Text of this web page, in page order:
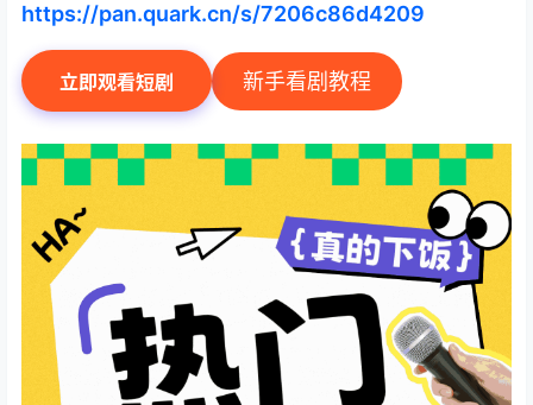
https://pan.quark.cn/s/7206c86d4209
立即观看短剧 新手看剧教程